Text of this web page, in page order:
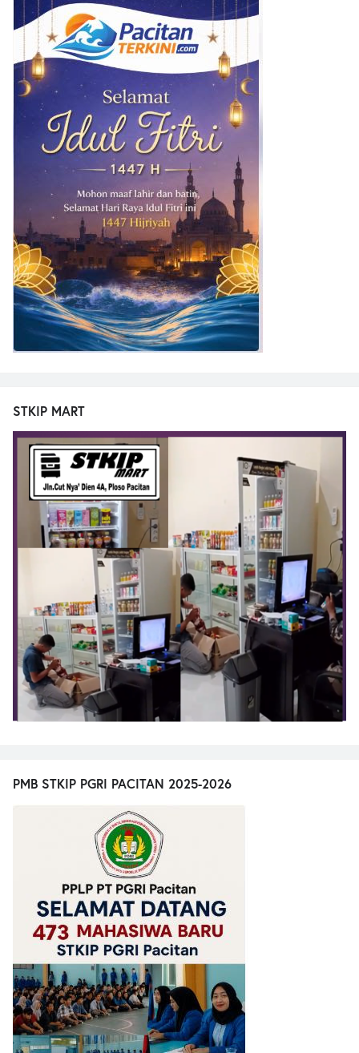
STKIP MART
PMB STKIP PGRI PACITAN 2025-2026